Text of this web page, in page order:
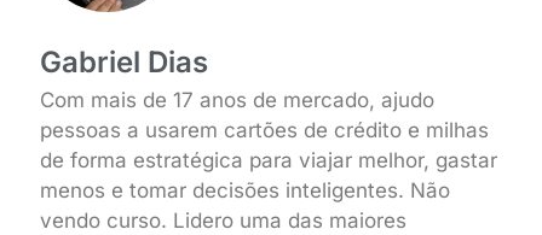
Gabriel Dias
Com mais de 17 anos de mercado, ajudo
pessoas a usarem cartões de crédito e milhas
de forma estratégica para viajar melhor, gastar
menos e tomar decisões inteligentes. Não
vendo curso. Lidero uma das maiores